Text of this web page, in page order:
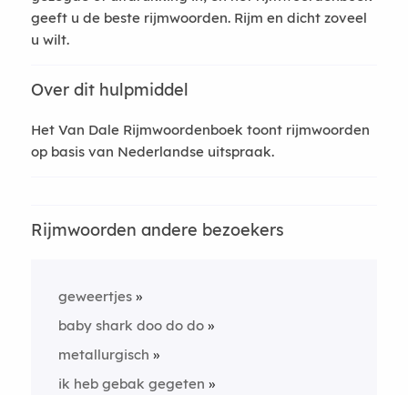
geeft u de beste rijmwoorden. Rijm en dicht zoveel
u wilt.
Over dit hulpmiddel
Het Van Dale Rijmwoordenboek toont rijmwoorden
op basis van Nederlandse uitspraak.
Rijmwoorden andere bezoekers
geweertjes
baby shark doo do do
metallurgisch
ik heb gebak gegeten